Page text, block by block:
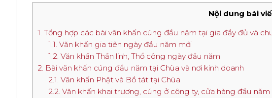
Nội dung bài
1. Tổng hợp các bài văn khấn cúng đầu năm tại gia đầy đủ và
1.1. Văn khấn gia tiên ngày đầu năm mới
1.2. Văn khấn Thần linh, Thổ công ngày đầu năm
2. Bài văn khấn cúng đầu năm tại Chùa và nơi kinh doanh
2.1. Văn khấn Phật và Bồ tát tại Chùa
2.2. Văn khấn khai trương, cúng ở công ty, cửa hàng đầu năm